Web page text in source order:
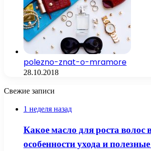
polezno-znat-o-mramore
28.10.2018
Свежие записи
1 неделя назад
Какое масло для роста волос
особенности ухода и